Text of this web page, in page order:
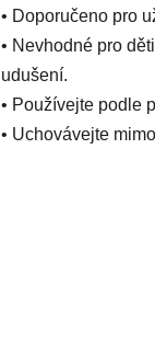
• Doporučeno pro
• Nevhodné pro
udušení.
• Používejte podle
• Uchovávejte